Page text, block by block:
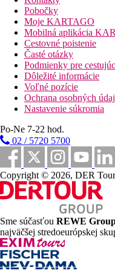
40 km
Nákupy
0 m
Vzdialenosť k pláži
Pláž
Ležadlá a slnečníky pri
Hotel priamo pri pláži
Plážová dovolenka
bazény
Ležadlá a slnečníky pri
Detský bazén
Fotogaléria
Pobočky
Moje KARTAGO
Mobilná aplikácia
Cestovné poistenie
Časté otázky
Podmienky pre
Dôležité informácie
Voľné pozície
Ochrana osobných
Nastavenie súkromia
Po-Ne 7-22 hod.
02 / 5720 5700
Copyright © 2026, DER
Sme súčasťou REWE
najväčšej stredoeurópskej